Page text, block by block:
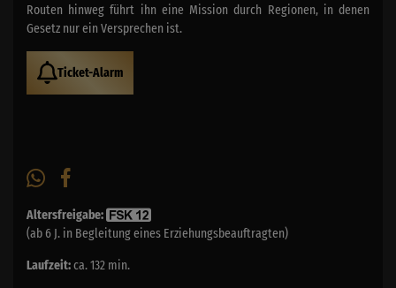
Routen hinweg führt ihn eine Mission durch Regionen, in denen
Gesetz nur ein Versprechen ist.
Ticket-Alarm
Altersfreigabe:
(ab 6 J. in Begleitung eines Erziehungsbeauftragten)
Laufzeit:ca. 132 min.